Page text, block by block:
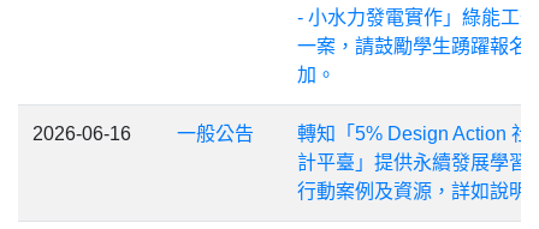
- 小水力發電實作」綠能工
一案，請鼓勵學生踴躍報名
加。
2026-06-16 一般公告
轉知「5% Design Action 社
計平臺」提供永續發展學習
行動案例及資源，詳如說明